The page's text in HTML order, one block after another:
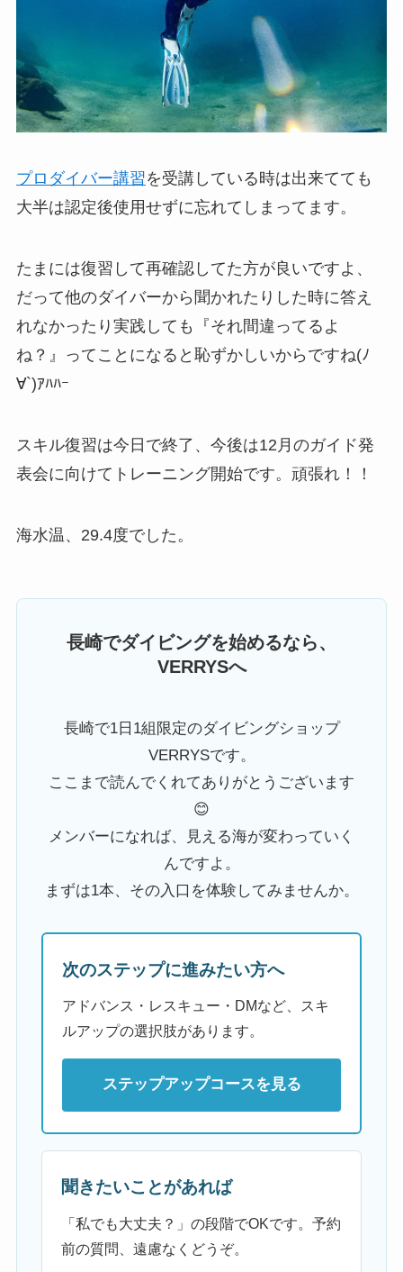
プロダイバー講習を受講している時は出来てても
大半は認定後使用せずに忘れてしまってます。
たまには復習して再確認してた方が良いですよ、
だって他のダイバーから聞かれたりした時に答え
れなかったり実践しても『それ間違ってるよ
ね？』ってことになると恥ずかしいからですね(ﾉ
∀`)ｱﾊﾊｰ
スキル復習は今日で終了、今後は12月のガイド発
表会に向けてトレーニング開始です。頑張れ！！
海水温、29.4度でした。
長崎でダイビングを始めるなら、
VERRYSへ
長崎で1日1組限定のダイビングショップ
VERRYSです。
ここまで読んでくれてありがとうございます
😊
メンバーになれば、見える海が変わっていく
んですよ。
まずは1本、その入口を体験してみませんか。
次のステップに進みたい方へ
アドバンス・レスキュー・DMなど、スキ
ルアップの選択肢があります。
ステップアップコースを見る
聞きたいことがあれば
「私でも大丈夫？」の段階でOKです。予約
前の質問、遠慮なくどうぞ。